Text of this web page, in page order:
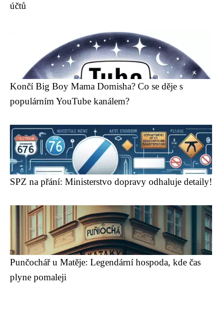
účtů
Končí Big Boy Mama Domisha? Co se děje s
populárním YouTube kanálem?
SPZ na přání: Ministerstvo dopravy odhaluje detaily!
Punčochář u Matěje: Legendární hospoda, kde čas
plyne pomaleji